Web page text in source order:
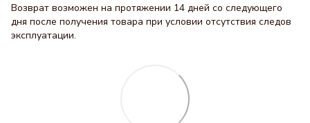
Возврат возможен на протяжении 14 дней со следующего
дня после получения товара при условии отсутствия следов
эксплуатации.